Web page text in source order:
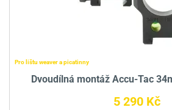
Pro lištu weaver a picatinny
Dvoudílná montáž Accu-Tac
5 290 Kč